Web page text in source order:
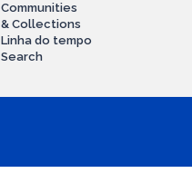
Communities
& Collections
Linha do tempo
Search